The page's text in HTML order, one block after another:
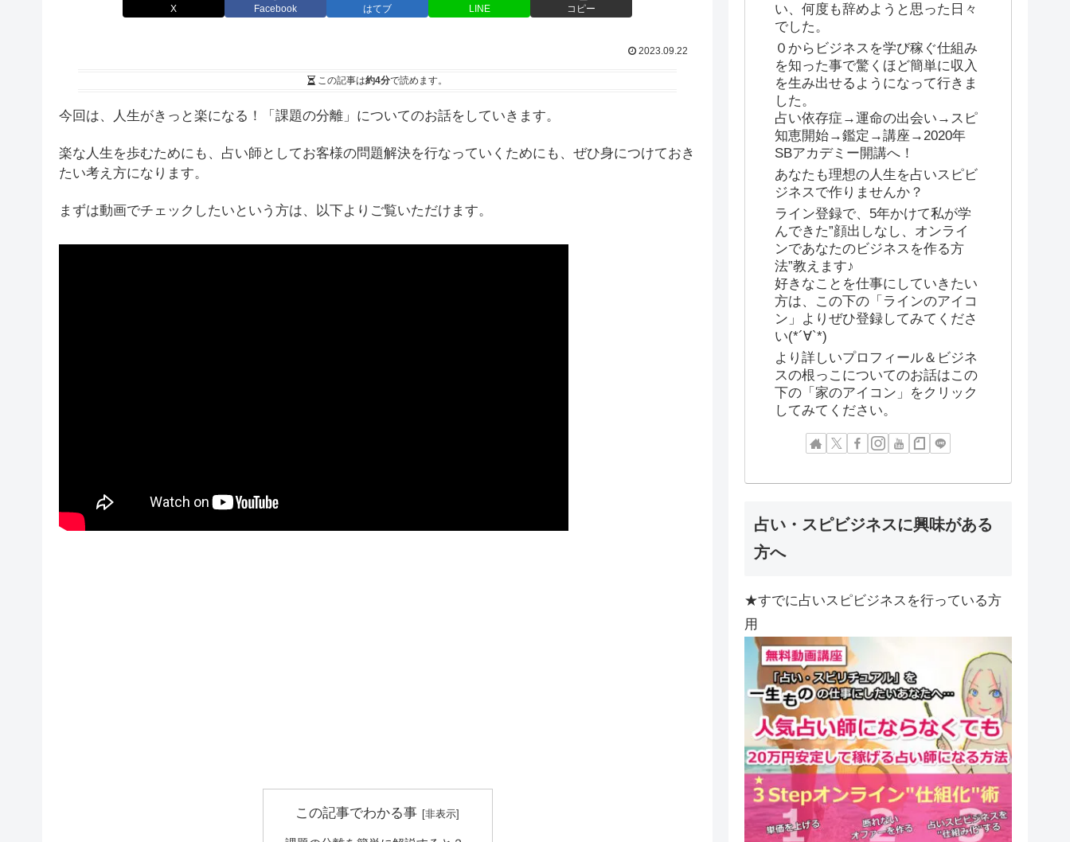
X Facebook はてブ LINE コピー
2023.09.22
この記事は約4分で読めます。
今回は、人生がきっと楽になる！「課題の分離」についてのお話をしていきます。
楽な人生を歩むためにも、占い師としてお客様の問題解決を行なっていくためにも、ぜひ身につけておき
たい考え方になります。
まずは動画でチェックしたいという方は、以下よりご覧いただけます。
この記事でわかる事
い、何度も辞めようと思った日々
でした。
０からビジネスを学び稼ぐ仕組み
を知った事で驚くほど簡単に収入
を生み出せるようになって行きま
した。
占い依存症→運命の出会い→スピ
知恵開始→鑑定→講座→2020年
SBアカデミー開講へ！
あなたも理想の人生を占いスピビ
ジネスで作りませんか？
ライン登録で、5年かけて私が学
んできた”顔出しなし、オンライ
ンであなたのビジネスを作る方
法”教えます♪
好きなことを仕事にしていきたい
方は、この下の「ラインのアイコ
ン」よりぜひ登録してみてくださ
い(*´∀`*)
より詳しいプロフィール＆ビジネ
スの根っこについてのお話はこの
下の「家のアイコン」をクリック
してみてください。
占い・スピビジネスに興味がある
方へ
★すでに占いスピビジネスを行っている方
用